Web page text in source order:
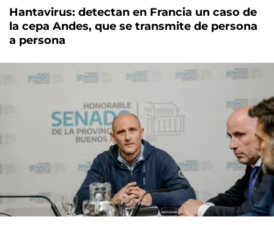
Hantavirus: detectan en Francia un caso de
la cepa Andes, que se transmite de persona
a persona